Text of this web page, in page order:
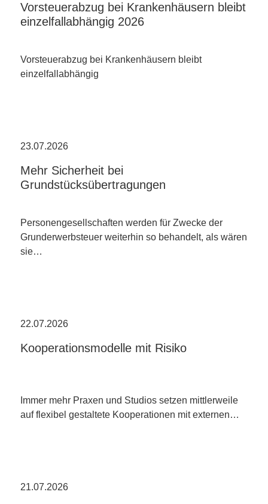
Vorsteuerabzug bei Krankenhäusern bleibt
einzelfallabhängig 2026
Vorsteuerabzug bei Krankenhäusern bleibt
einzelfallabhängig
23.07.2026
Mehr Sicherheit bei
Grundstücksübertragungen
Personengesellschaften werden für Zwecke der
Grunderwerbsteuer weiterhin so behandelt, als wären
sie…
22.07.2026
Kooperationsmodelle mit Risiko
Immer mehr Praxen und Studios setzen mittlerweile
auf flexibel gestaltete Kooperationen mit externen…
21.07.2026